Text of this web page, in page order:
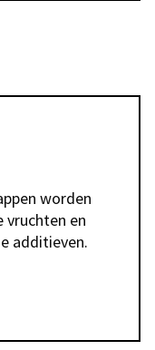
worden
vruchten en
additieven.